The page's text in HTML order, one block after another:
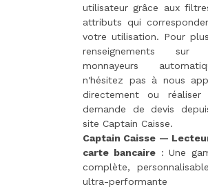
utilisateur grâce aux
attributs qui
votre utilisation. Pour
renseignements sur
monnayeurs
n'hésitez pas à nous
directement ou réaliser
demande de devis
site Captain Caisse.
Captain Caisse —
carte bancaire: Une
complète,
ultra-performante